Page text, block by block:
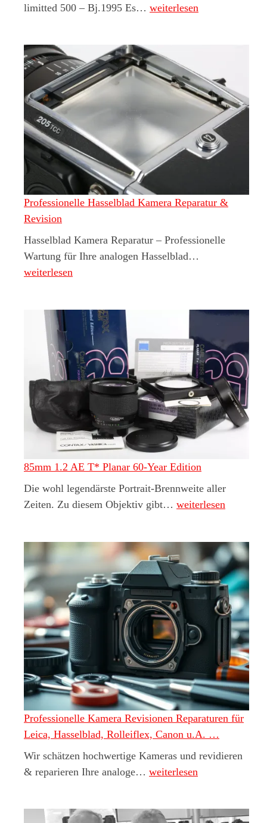
limitted 500 – Bj.1995 Es… Rolleiflex 2,8GX
weiterlesen
Professionelle Hasselblad Kamera Reparatur &
Revision
Hasselblad Kamera Reparatur – Professionelle
Wartung für Ihre analogen Hasselblad…
weiterlesen
85mm 1.2 AE T* Planar 60-Year Edition
Die wohl legendärste Portrait-Brennweite aller
Zeiten. Zu diesem Objektiv gibt… 85mm 1.2 AE T*
weiterlesen
Professionelle Kamera Revisionen Reparaturen für
Leica, Hasselblad, Rolleiflex, Canon u.A. …
Wir schätzen hochwertige Kameras und revidieren
& reparieren Ihre analoge… Professionelle Kamera
weiterlesen